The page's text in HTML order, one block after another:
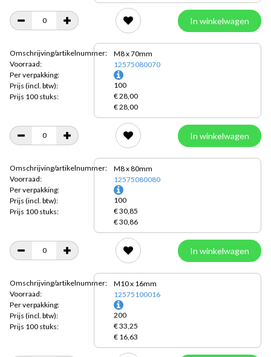
In winkelwagen
Omschrijving/artikelnummer:
Voorraad:
Per verpakking:
Prijs (incl. btw):
Prijs 100 stuks:
M8 x 70mm
12575080070
100
€ 28,00
€ 28,00
In winkelwagen
Omschrijving/artikelnummer:
Voorraad:
Per verpakking:
Prijs (incl. btw):
Prijs 100 stuks:
M8 x 80mm
12575080080
100
€ 30,85
€ 30,86
In winkelwagen
Omschrijving/artikelnummer:
Voorraad:
Per verpakking:
Prijs (incl. btw):
Prijs 100 stuks:
M10 x 16mm
12575100016
200
€ 33,25
€ 16,63